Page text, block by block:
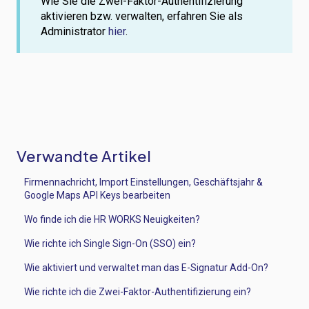
aktivieren bzw. verwalten, erfahren Sie als
Administrator hier.
Verwandte Artikel
Firmennachricht, Import Einstellungen, Geschäftsjahr &
Google Maps API Keys bearbeiten
Wo finde ich die HR WORKS Neuigkeiten?
Wie richte ich Single Sign-On (SSO) ein?
Wie aktiviert und verwaltet man das E-Signatur Add-On?
Wie richte ich die Zwei-Faktor-Authentifizierung ein?